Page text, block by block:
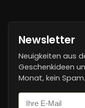
Newsletter
Neuigkeiten aus
Geschenkideen
Monat, kein Spam.